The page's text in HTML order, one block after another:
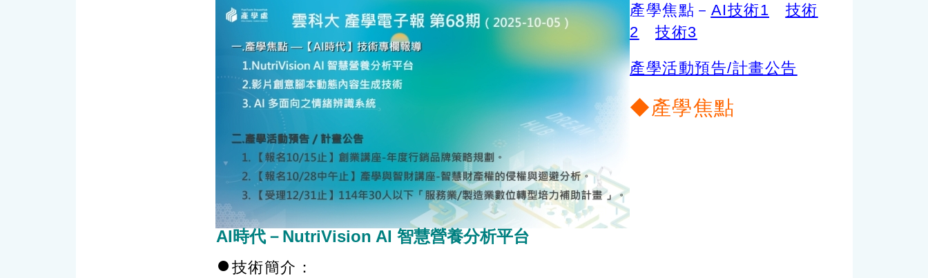
產學焦點－ AI技術1
技術
2
技術3
產學活動預告/計畫公告
◆產學焦點
AI時代－ NutriVision AI 智慧營養分析平台
● 技術簡介：